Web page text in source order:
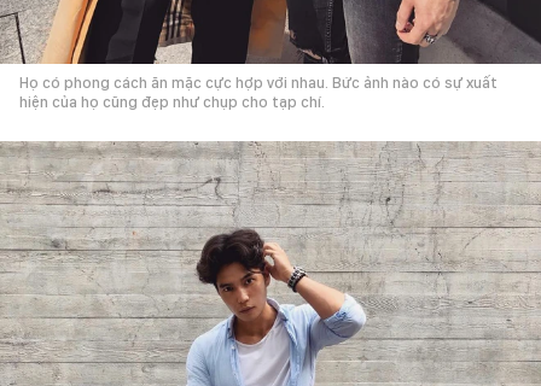
Họ có phong cách ăn mặc cực hợp với nhau. Bức ảnh nào có sự xuất
hiện của họ cũng đẹp như chụp cho tạp chí.